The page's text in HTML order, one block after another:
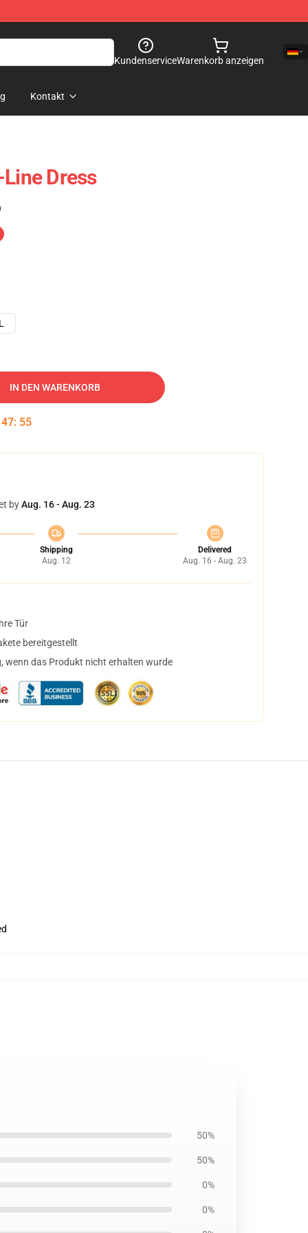
KundenserviceWarenkorb anzeigen
Kontakt
Dress
IN DEN WARENKORB
47: 54
byAug. 16 - Aug. 23
Shipping
Aug. 12
Delivered
Aug. 16 - Aug. 23
Tür
bereitgestellt
wenn das Produkt nicht erhalten wurde
50%
50%
0%
0%